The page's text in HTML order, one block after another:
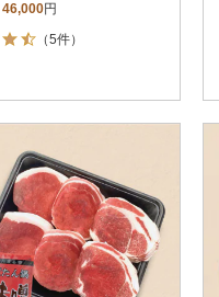
結果を見る（
46,000円
（5件）